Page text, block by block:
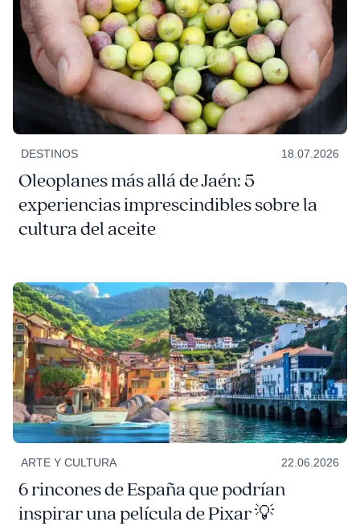
DESTINOS 18.07.2026
Oleoplanes más allá de Jaén: 5
experiencias imprescindibles sobre la
cultura del aceite
ARTE Y CULTURA 22.06.2026
6 rincones de España que podrían
inspirar una película de Pixar 💡